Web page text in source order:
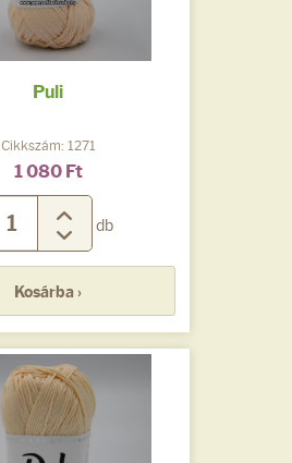
Puli
Cikkszám: 1271
1 080 Ft
db
Kosárba ›